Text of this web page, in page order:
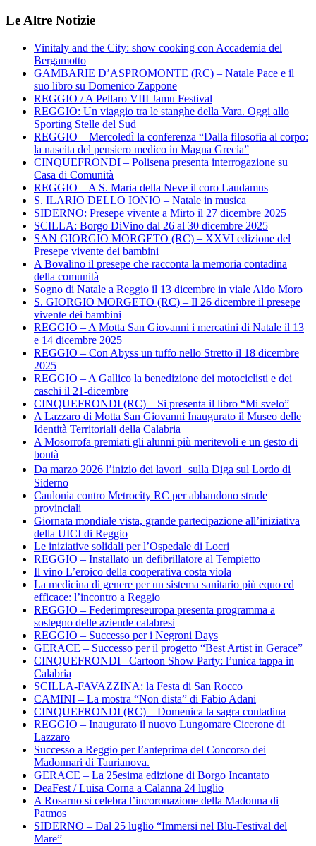
Le Altre Notizie
Vinitaly and the City: show cooking con Accademia del
Bergamotto
GAMBARIE D’ASPROMONTE (RC) – Natale Pace e il
suo libro su Domenico Zappone
REGGIO / A Pellaro VIII Jamu Festival
REGGIO: Un viaggio tra le stanghe della Vara. Oggi allo
Sporting Stelle del Sud
REGGIO – Mercoledì la conferenza “Dalla filosofia al corpo:
la nascita del pensiero medico in Magna Grecia”
CINQUEFRONDI – Polisena presenta interrogazione su
Casa di Comunità
REGGIO – A S. Maria della Neve il coro Laudamus
S. ILARIO DELLO IONIO – Natale in musica
SIDERNO: Presepe vivente a Mirto il 27 dicembre 2025
SCILLA: Borgo DiVino dal 26 al 30 dicembre 2025
SAN GIORGIO MORGETO (RC) – XXVI edizione del
Presepe vivente dei bambini
A Bovalino il presepe che racconta la memoria contadina
della comunità
Sogno di Natale a Reggio il 13 dicembre in viale Aldo Moro
S. GIORGIO MORGETO (RC) – Il 26 dicembre il presepe
vivente dei bambini
REGGIO – A Motta San Giovanni i mercatini di Natale il 13
e 14 dicembre 2025
REGGIO – Con Abyss un tuffo nello Stretto il 18 dicembre
2025
REGGIO – A Gallico la benedizione dei motociclisti e dei
caschi il 21-dicembre
CINQUEFRONDI (RC) – Si presenta il libro “Mi svelo”
A Lazzaro di Motta San Giovanni Inaugurato il Museo delle
Identità Territoriali della Calabria
A Mosorrofa premiati gli alunni più meritevoli e un gesto di
bontà
Da marzo 2026 l’inizio dei lavori sulla Diga sul Lordo di
Siderno
Caulonia contro Metrocity RC per abbandono strade
provinciali
Giornata mondiale vista, grande partecipazione all’iniziativa
della UICI di Reggio
Le iniziative solidali per l’Ospedale di Locri
REGGIO – Installato un defibrillatore al Tempietto
Il vino L’eroico della cooperativa costa viola
La medicina di genere per un sistema sanitario più equo ed
efficace: l’incontro a Reggio
REGGIO – Federimpreseuropa presenta programma a
sostegno delle aziende calabresi
REGGIO – Successo per i Negroni Days
GERACE – Successo per il progetto “Best Artist in Gerace”
CINQUEFRONDI– Cartoon Show Party: l’unica tappa in
Calabria
SCILLA-FAVAZZINA: la Festa di San Rocco
CAMINI – La mostra “Non dista” di Fabio Adani
CINQUEFRONDI (RC) – Domenica la sagra contadina
REGGIO – Inaugurato il nuovo Lungomare Cicerone di
Lazzaro
Successo a Reggio per l’anteprima del Concorso dei
Madonnari di Taurianova.
GERACE – La 25esima edizione di Borgo Incantato
DeaFest / Luisa Corna a Calanna 24 luglio
A Rosarno si celebra l’incoronazione della Madonna di
Patmos
SIDERNO – Dal 25 luglio “Immersi nel Blu-Festival del
Mare”